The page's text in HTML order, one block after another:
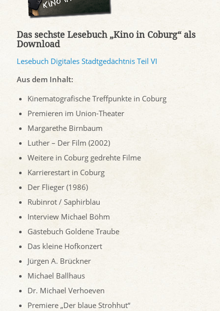
Das sechste Lesebuch „Kino in Coburg“ als
Download
Lesebuch Digitales Stadtgedächtnis Teil VI
Aus dem Inhalt:
Kinematografische Treffpunkte in Coburg
Premieren im Union-Theater
Margarethe Birnbaum
Luther – Der Film (2002)
Weitere in Coburg gedrehte Filme
Karrierestart in Coburg
Der Flieger (1986)
Rubinrot / Saphirblau
Interview Michael Böhm
Gästebuch Goldene Traube
Das kleine Hofkonzert
Jürgen A. Brückner
Michael Ballhaus
Dr. Michael Verhoeven
Premiere „Der blaue Strohhut“